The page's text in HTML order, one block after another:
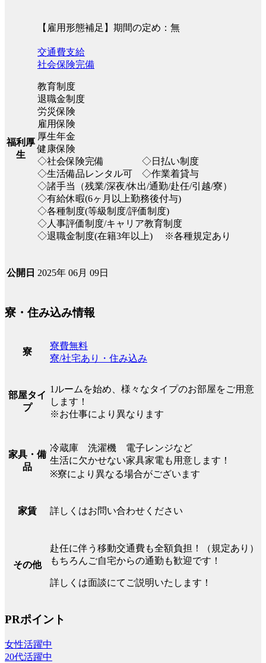
【雇用形態補足】期間の定め：無
福利厚
生
交通費支給
社会保険完備
教育制度
退職金制度
労災保険
雇用保険
厚生年金
健康保険
◇社会保険完備 ◇日払い制度
◇生活備品レンタル可 ◇作業着貸与
◇諸手当（残業/深夜/休出/通勤/赴任/引越/寮）
◇有給休暇(6ヶ月以上勤務後付与)
◇各種制度(等級制度/評価制度)
◇人事評価制度/キャリア教育制度
◇退職金制度(在籍3年以上) ※各種規定あり
公開日 2025年 06月 09日
寮・住み込み情報
寮
寮費無料
寮/社宅あり・住み込み
部屋タイ
プ
1ルームを始め、様々なタイプのお部屋をご用意
します！
※お仕事により異なります
家具・備
品
冷蔵庫 洗濯機 電子レンジなど
生活に欠かせない家具家電も用意します！
※寮により異なる場合がございます
家賃 詳しくはお問い合わせください
その他
赴任に伴う移動交通費も全額負担！（規定あり）
もちろんご自宅からの通勤も歓迎です！
詳しくは面談にてご説明いたします！
PRポイント
女性活躍中
20代活躍中